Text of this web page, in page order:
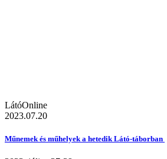
LátóOnline
2023.07.20
Műnemek és műhelyek a hetedik Látó-táborban